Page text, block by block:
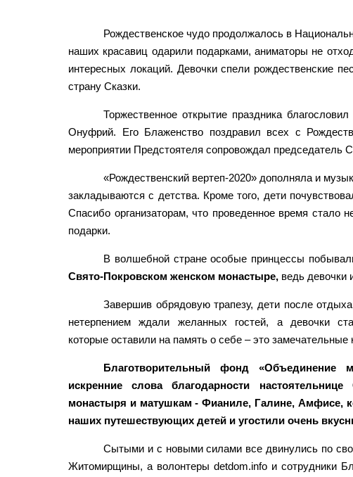
Рождественское чудо продолжалось в
наших красавиц одарили подарками, аниматоры не
интересных локаций. Девочки спели рождественские
страну Сказки.
Торжественное открытие праздника
Онуфрий. Его Блаженство поздравил всех с
мероприятии Предстоятеля сопровождал
«Рождественский вертеп-2020» дополняла и
закладываются с детства. Кроме того, дети
Спасибо организаторам, что проведенное время
подарки.
В волшебной стране особые принцессы
Свято-Покровском женском монастыре, ведь девочки
Завершив обрядовую трапезу, дети после
нетерпением ждали желанных гостей, а девочки
которые оставили на память о себе – это замечательные
Благотворительный фонд «Объединение
искренние слова благодарности настоятельнице
монастыря и матушкам - Фианиле, Галине, Амфисе,
наших путешествующих детей и угостили очень
Сытыми и с новыми силами все двинулись по
Житомирщины, а волонтеры detdom.info и сотрудники